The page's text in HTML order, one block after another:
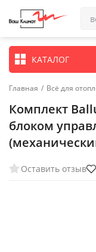
КАТАЛОГ
Главная / Всё для
Комплект
блоком
Оставить отзыв